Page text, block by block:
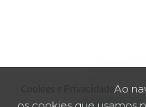
Ao